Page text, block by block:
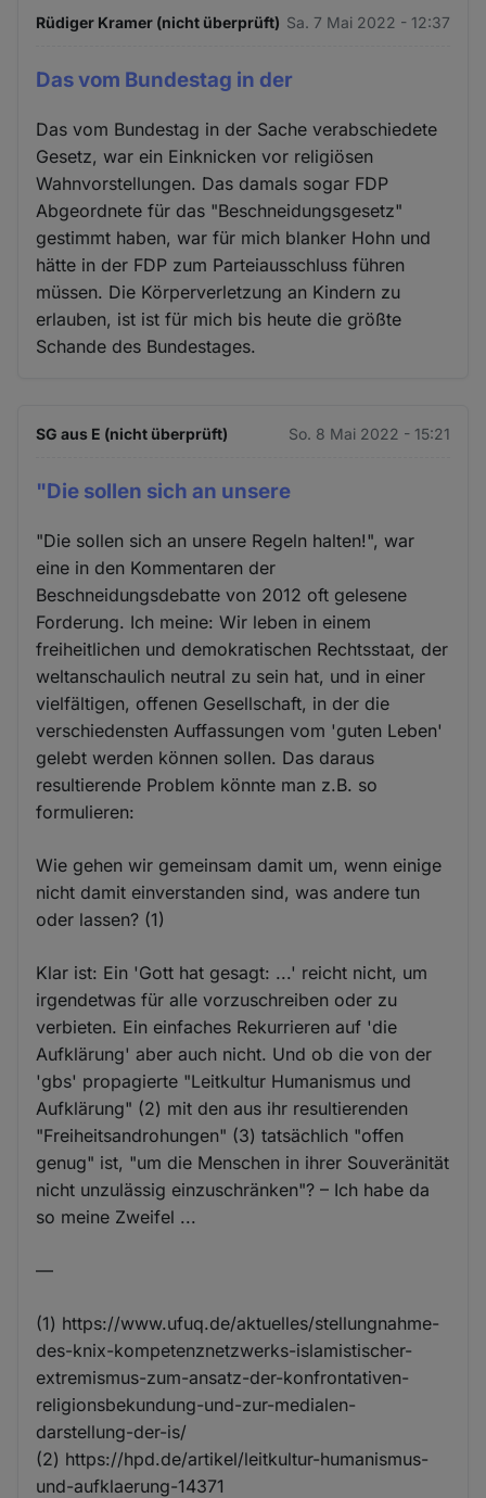
Rüdiger Kramer (nicht überprüft) Sa. 7 Mai 2022 - 12:37
Das vom Bundestag in der
Das vom Bundestag in der Sache verabschiedete
Gesetz, war ein Einknicken vor religiösen
Wahnvorstellungen. Das damals sogar FDP
Abgeordnete für das "Beschneidungsgesetz"
gestimmt haben, war für mich blanker Hohn und
hätte in der FDP zum Parteiausschluss führen
müssen. Die Körperverletzung an Kindern zu
erlauben, ist ist für mich bis heute die größte
Schande des Bundestages.
SG aus E (nicht überprüft) So. 8 Mai 2022 - 15:21
"Die sollen sich an unsere
"Die sollen sich an unsere Regeln halten!", war
eine in den Kommentaren der
Beschneidungsdebatte von 2012 oft gelesene
Forderung. Ich meine: Wir leben in einem
freiheitlichen und demokratischen Rechts­staat, der
weltanschaulich neutral zu sein hat, und in einer
vielfältigen, offenen Gesellschaft, in der die
verschiedensten Auffassungen vom 'guten Leben'
gelebt werden können sollen. Das daraus
resultierende Problem könnte man z.B. so
formulieren:
Wie gehen wir gemeinsam damit um, wenn einige
nicht damit einverstanden sind, was andere tun
oder lassen? (1)
Klar ist: Ein 'Gott hat gesagt: ...' reicht nicht, um
irgendetwas für alle vorzuschreiben oder zu
verbieten. Ein einfaches Rekurrieren auf 'die
Aufklärung' aber auch nicht. Und ob die von der
'gbs' propagierte "Leitkultur Humanismus und
Aufklärung" (2) mit den aus ihr resultierenden
"Freiheitsandrohungen" (3) tatsächlich "offen
genug" ist, "um die Menschen in ihrer Souveränität
nicht unzulässig einzuschränken"? – Ich habe da
so meine Zweifel ...
—
(1) https://www.ufuq.de/aktuelles/stellungnahme-
des-knix-kompetenznetzwerks-islamistischer-
extremismus-zum-ansatz-der-konfrontativen-
religionsbekundung-und-zur-medialen-
darstellung-der-is/
(2) https://hpd.de/artikel/leitkultur-humanismus-
und-aufklaerung-14371